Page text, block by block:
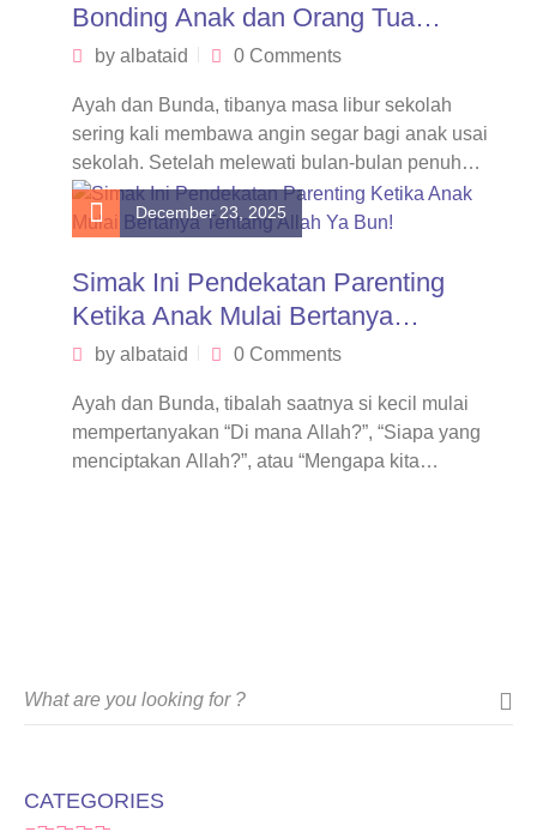
Bonding Anak dan Orang Tua
Selama Liburan Sekolah
by albataid 0 Comments
Ayah dan Bunda, tibanya masa libur sekolah
sering kali membawa angin segar bagi anak usai
sekolah. Setelah melewati bulan-bulan penuh…
December 23, 2025
Simak Ini Pendekatan Parenting
Ketika Anak Mulai Bertanya
Tentang Allah Ya Bun!
by albataid 0 Comments
Ayah dan Bunda, tibalah saatnya si kecil mulai
mempertanyakan “Di mana Allah?”, “Siapa yang
menciptakan Allah?”, atau “Mengapa kita
CATEGORIES